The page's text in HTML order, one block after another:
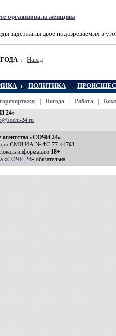
организовала женщина
задержаны двое подозреваемых в
ГОДА ← Назад
ПОЛИТИКА
Погода Работа
24»
24.ru
агентство «СОЧИ 24»
СМИ ИА № ФС 77-44763
информацию 18+
«СОЧИ 24» обязательна.